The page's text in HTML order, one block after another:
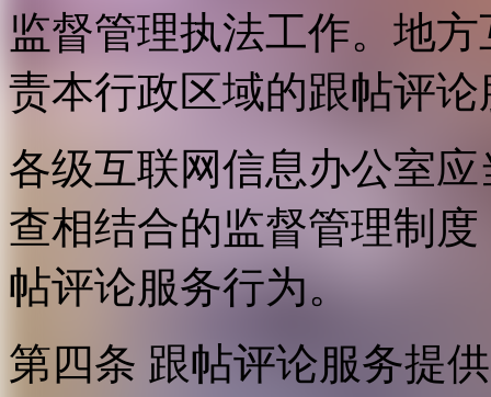
监督管理执法工作。地
责本行政区域的跟帖评
各级互联网信息办公室
查相结合的监督管理制
帖评论服务行为。
第四条 跟帖评论服务提